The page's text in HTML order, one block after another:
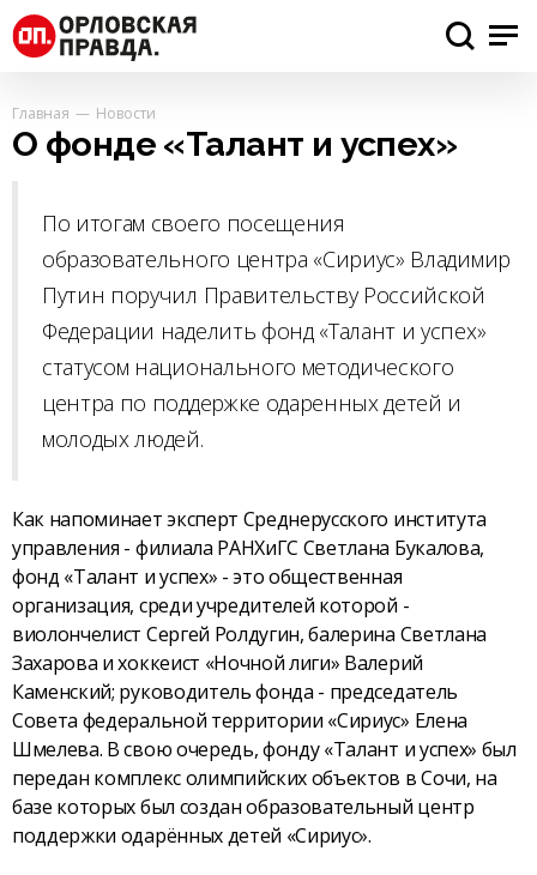
Главная Новости
О фонде «Талант и успех»
По итогам своего посещения
образовательного центра «Сириус» Владимир
Путин поручил Правительству Российской
Федерации наделить фонд «Талант и успех»
статусом национального методического
центра по поддержке одаренных детей и
молодых людей.
Как напоминает эксперт Среднерусского института
управления - филиала РАНХиГС Светлана Букалова,
фонд «Талант и успех» - это общественная
организация, среди учредителей которой -
виолончелист Сергей Ролдугин, балерина Светлана
Захарова и хоккеист «Ночной лиги» Валерий
Каменский; руководитель фонда - председатель
Совета федеральной территории «Сириус» Елена
Шмелева. В свою очередь, фонду «Талант и успех» был
передан комплекс олимпийских объектов в Сочи, на
базе которых был создан образовательный центр
поддержки одарённых детей «Сириус».